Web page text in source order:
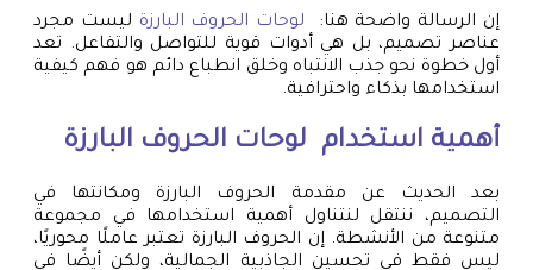
إن الرسالة واضحة هنا: لوحات الحروف البارزة ليست مجرد
عناصر تصميم، بل هي أدوات قوية للتواصل والتفاعل. تعد
أول خطوة نحو جذب الانتباه وخلق انطباع دائم هو فهم كيفية
استخدامها بذكاء واحترافية.
أهمية استخدام لوحات الحروف البارزة
بعد الحديث عن مقدمة الحروف البارزة ومكانتها في
التصميم، ننتقل لنتناول أهمية استخدامها في مجموعة
متنوعة من الأنشطة. إن الحروف البارزة تعتبر عاملًا محوريًا،
ليس فقط في تحسين الجاذبية الجمالية، ولكن أيضًا في